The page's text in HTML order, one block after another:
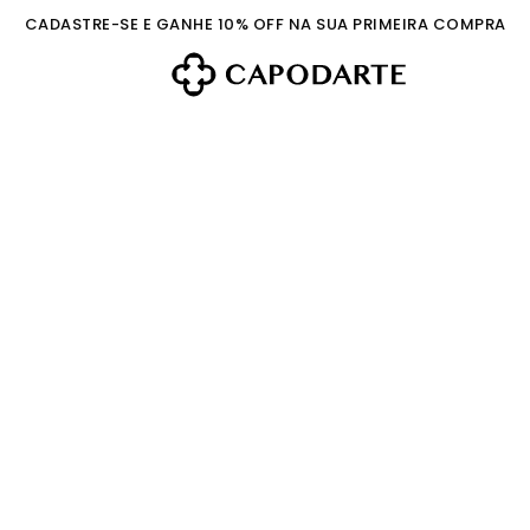
CADASTRE-SE E GANHE 10% OFF NA SUA PRIMEIRA COMPRA